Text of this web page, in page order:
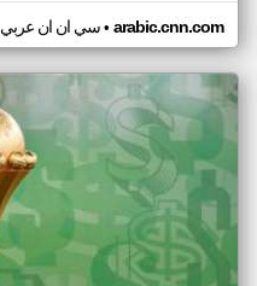
سي ان ان عربي• arabic.cnn.com